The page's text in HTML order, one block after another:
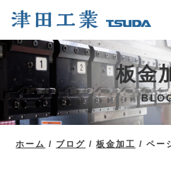
ホーム
クリンチングスピー
津田工業
技術紹
板金
ホーム / ブログ / 板金加工 / ペー